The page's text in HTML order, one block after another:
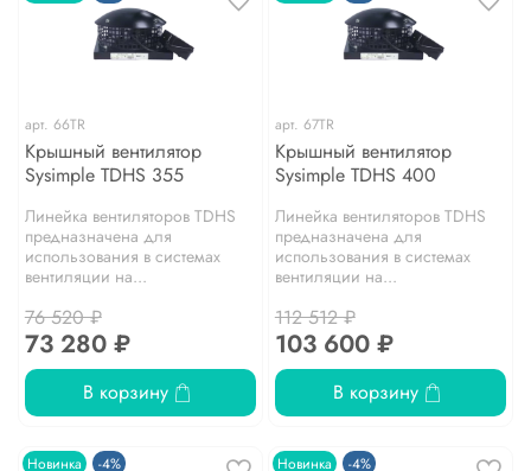
арт. 66TR
Крышный вентилятор
Sysimple TDHS 355
Линейка вентиляторов TDHS
предназначена для
использования в системах
вентиляции на...
76 520 ₽
73 280 ₽
В корзину
арт. 67TR
Крышный вентилятор
Sysimple TDHS 400
Линейка вентиляторов TDHS
предназначена для
использования в системах
вентиляции на...
112 512 ₽
103 600 ₽
В корзину
Новинка -4% Новинка -4%